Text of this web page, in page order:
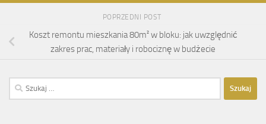
POPRZEDNI POST
Koszt remontu mieszkania 80m² w bloku: jak uwzględnić
zakres prac, materiały i robociznę w budżecie
Szukaj: